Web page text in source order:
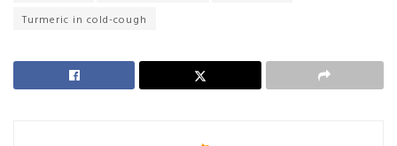
Turmeric in cold-cough